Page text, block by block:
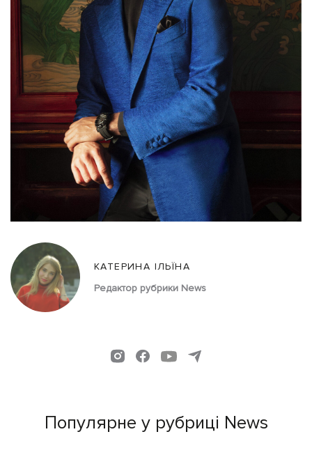
КАТЕРИНА ІЛЬЇНА
Редактор рубрики News
Популярне у рубриці News